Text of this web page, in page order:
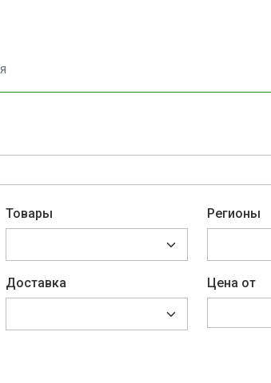
Товары Регионы
Доставка Цена от